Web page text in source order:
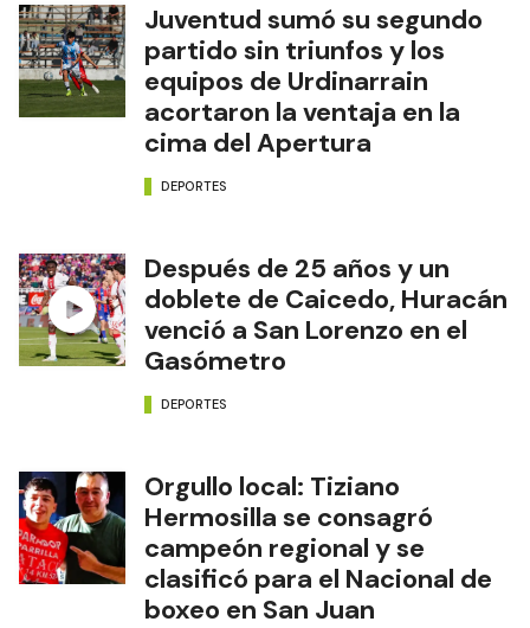
Juventud sumó su segundo
partido sin triunfos y los
equipos de Urdinarrain
acortaron la ventaja en la
cima del Apertura
DEPORTES
Después de 25 años y un
doblete de Caicedo, Huracán
venció a San Lorenzo en el
Gasómetro
DEPORTES
Orgullo local: Tiziano
Hermosilla se consagró
campeón regional y se
clasificó para el Nacional de
boxeo en San Juan